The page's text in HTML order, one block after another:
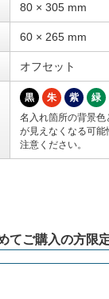
80 × 305 mm
60 × 265 mm
オフセット
黒 朱 紫 緑
名入れ箇所の背景
が見えなくなる可
注意ください。
てご購入の方限